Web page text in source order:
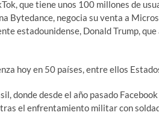
que tiene unos 100 millones de
Bytedance, negocia su venta a
estadounidense, Donald Trump,
hoy en 50 países, entre ellos
donde desde el año pasado
tras el enfrentamiento militar con